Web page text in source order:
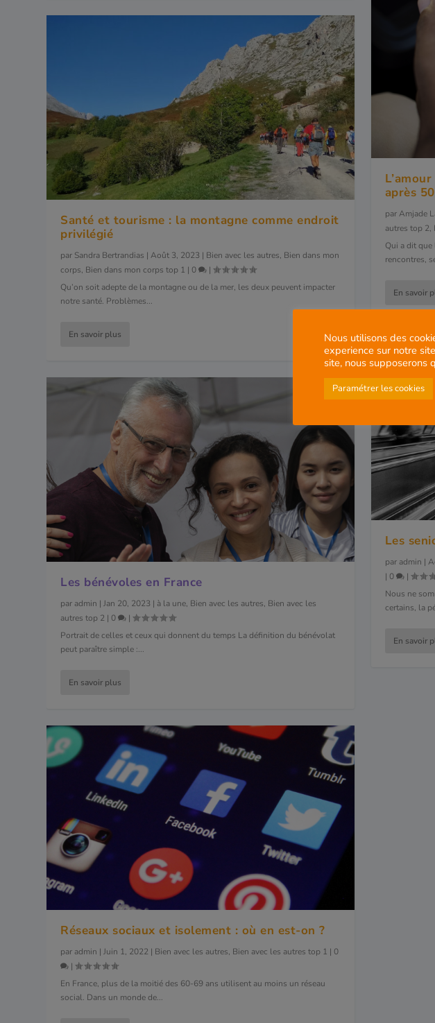
Santé et tourisme : la montagne comme endroit
privilégié
par Sandra Bertrandias |Août 3, 2023 | Bien avec les autres, Bien dans mon
corps, Bien dans mon corps top 1 | 0
|
Qu’on soit adepte de la montagne ou de la mer, les deux peuvent impacter
notre santé. Problèmes...
En savoir plus
Les bénévoles en France
par admin |Jan 20, 2023 | à la une, Bien avec les autres, Bien avec les
autres top 2 | 0
|
Portrait de celles et ceux qui donnent du temps La définition du bénévolat
peut paraître simple :...
En savoir plus
Réseaux sociaux et isolement : où en est-on ?
par admin |Juin 1, 2022 | Bien avec les autres, Bien avec les autres top 1 | 0
|
En France, plus de la moitié des 60-69 ans utilisent au moins un réseau
social. Dans un monde de...
après
parAmjade
autres top 2,
Qui a dit que
rencontres,
En savoir
Les
par admin |
| 0
|
Nous ne
certains, la
En savoir
Nous utilisons des
experience sur notre
site, nous supposerons
Paramétrer les cookies